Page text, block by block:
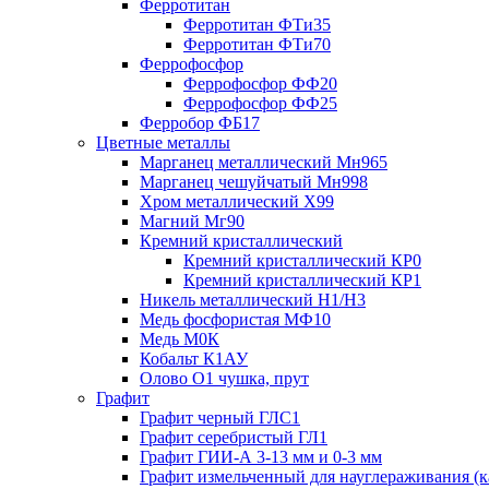
Ферротитан
Ферротитан ФТи35
Ферротитан ФТи70
Феррофосфор
Феррофосфор ФФ20
Феррофосфор ФФ25
Ферробор ФБ17
Цветные металлы
Марганец металлический Мн965
Марганец чешуйчатый Мн998
Хром металлический Х99
Магний Мг90
Кремний кристаллический
Кремний кристаллический КР0
Кремний кристаллический КР1
Никель металлический Н1/Н3
Медь фосфористая МФ10
Медь М0К
Кобальт К1АУ
Олово О1 чушка, прут
Графит
Графит черный ГЛС1
Графит серебристый ГЛ1
Графит ГИИ-А 3-13 мм и 0-3 мм
Графит измельченный для науглераживания